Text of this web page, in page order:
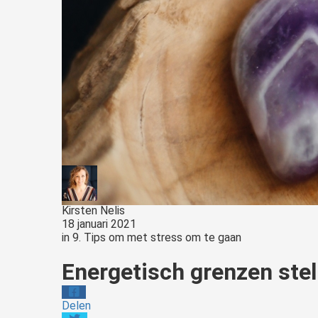
Kirsten Nelis
18 januari 2021
in 9. Tips om met stress om te gaan
Energetisch grenzen
Delen